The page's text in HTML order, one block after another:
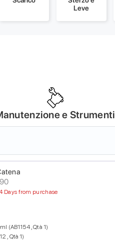
Leve
e Strumenti
Days from purchase
(AB1154 , Qtà 1)
, Qtà 1)